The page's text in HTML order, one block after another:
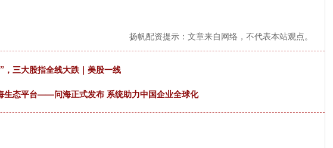
扬帆配资提示：文章来自网络，不代表本站观点。
三大股指全线大跌｜美股一线
生态平台——问海正式发布 系统助力中国企业全球化